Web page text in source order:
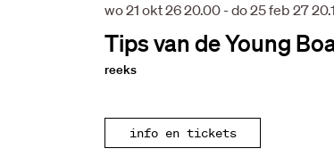
Tips van de Young
reeks
wo 21 okt 2620.00-do 25 feb 27
info en tickets